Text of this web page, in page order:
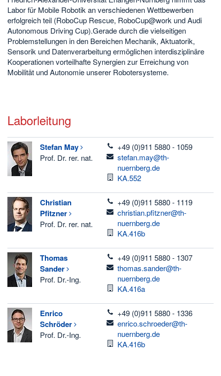
Labor für Mobile Robotik an verschiedenen Wettbewerben
erfolgreich teil (RoboCup Rescue, RoboCup@work und Audi
Autonomous Driving Cup).Gerade durch die vielseitigen
Problemstellungen in den Bereichen Mechanik, Aktuatorik,
Sensorik und Datenverarbeitung ermöglichen interdisziplinäre
Kooperationen vorteilhafte Synergien zur Erreichung von
Mobilität und Autonomie unserer Robotersysteme.
Laborleitung
Stefan May
Prof. Dr. rer. nat.
telefon
+49 (0)911 5880 - 1059
email
stefan.may@th-
nuernberg.de
Raum
KA.552
Christian
Pfitzner
Prof. Dr. rer. nat.
telefon
+49 (0)911 5880 - 1119
email
christian.pfitzner@th-
nuernberg.de
Raum
KA.416b
Thomas
Sander
Prof. Dr.-Ing.
telefon
+49 (0)911 5880 - 1307
email
thomas.sander@th-
nuernberg.de
Raum
KA.416a
Enrico
Schröder
Prof. Dr.-Ing.
telefon
+49 (0)911 5880 - 1336
email
enrico.schroeder@th-
nuernberg.de
Raum
KA.416b